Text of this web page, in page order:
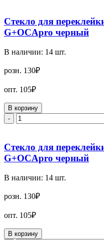
Стекло для
G+OCApro черный
В наличии: 14 шт.
розн. 130₽
опт. 105₽
В корзину
-
Стекло для
G+OCApro черный
В наличии: 14 шт.
розн. 130₽
опт. 105₽
В корзину